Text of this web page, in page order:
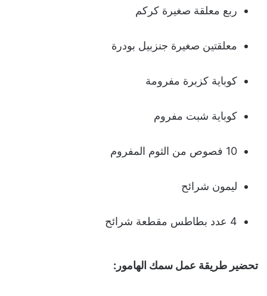
ربع معلقة صغيرة كركم
معلقتين صغيرة جنزبيل بودرة
كوباية كزبرة مفرومة
كوباية شبت مفروم
10 فصوص من الثوم المفروم
ليمون شرائح
4 عدد بطاطس مقطعة شرائح
تحضير طريقة عمل سمك الهامور: